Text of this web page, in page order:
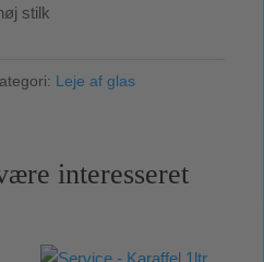
stilk
Leje af glas
interesseret